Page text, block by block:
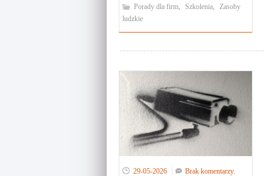
Porady dla firm, Szkolenia,
Zasoby
ludzkie
29-05-2026
Brak komentarzy.